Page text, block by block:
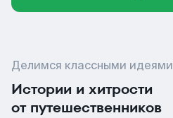
Делимся классными идеями
Истории и хитрости
от путешественников